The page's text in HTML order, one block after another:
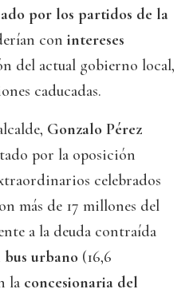
por los partidos de la
con intereses
del actual gobierno local,
caducadas.
Gonzalo Pérez
por la oposición
celebrados
más de 17 millones del
a la deuda contraída
bus urbano (16,6
la concesionaria del